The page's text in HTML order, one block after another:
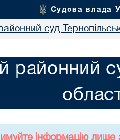
Судова влада
суд
районний
інформацію лише